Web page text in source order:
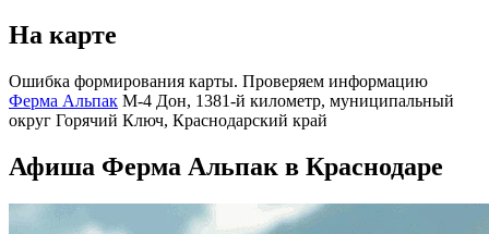
На карте
Ошибка формирования карты. Проверяем информацию
Ферма Альпак М-4 Дон, 1381-й километр, муниципальный
округ Горячий Ключ, Краснодарский край
Афиша Ферма Альпак в Краснодаре